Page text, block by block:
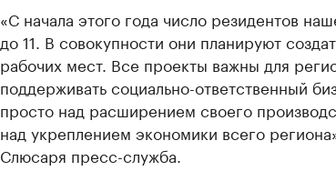
«С начала этого года число резидентов
до 11. В совокупности они планируют
рабочих мест. Все проекты важны для
поддерживать социально-ответственный
просто над расширением своего
над укреплением экономики всего
Слюсаря пресс-служба.